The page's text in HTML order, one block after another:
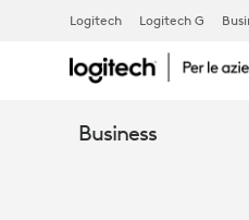
ZONE
Logitech Logitech G
Business